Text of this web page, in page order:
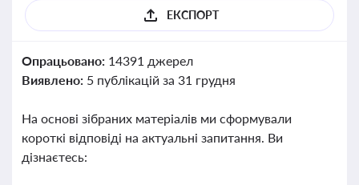
ЕКСПОРТ
Опрацьовано: 14391 джерел
Виявлено: 5 публікацій за 31 грудня
На основі зібраних матеріалів ми сформували
короткі відповіді на актуальні запитання. Ви
дізнаєтесь: